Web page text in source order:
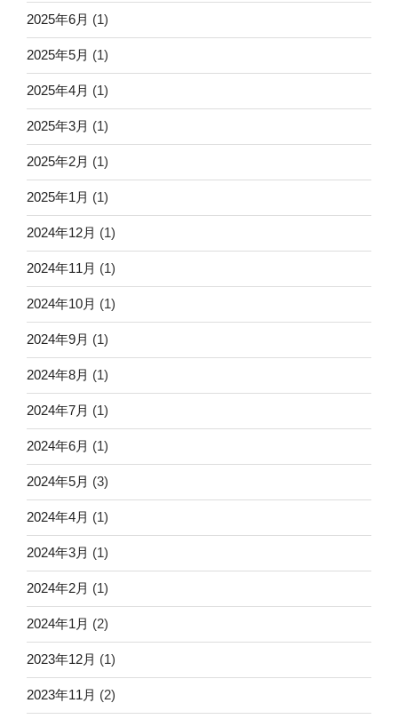
2025年6月 (1)
2025年5月 (1)
2025年4月 (1)
2025年3月 (1)
2025年2月 (1)
2025年1月 (1)
2024年12月 (1)
2024年11月 (1)
2024年10月 (1)
2024年9月 (1)
2024年8月 (1)
2024年7月 (1)
2024年6月 (1)
2024年5月 (3)
2024年4月 (1)
2024年3月 (1)
2024年2月 (1)
2024年1月 (2)
2023年12月 (1)
2023年11月 (2)